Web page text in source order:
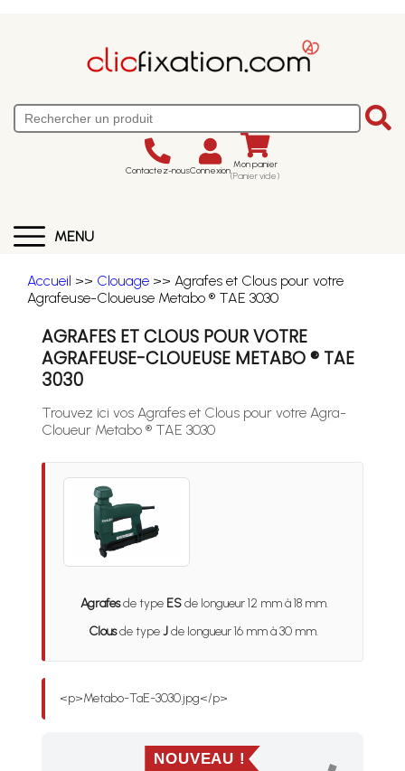
Contactez-nousConnexion Mon panier
(Panier vide)
MENU
Accueil >> Clouage >> Agrafes et Clous pour votre
Agrafeuse-Cloueuse Metabo ® TAE 3030
AGRAFES ET CLOUS POUR VOTRE
AGRAFEUSE-CLOUEUSE METABO ® TAE
3030
Trouvez ici vos Agrafes et Clous pour votre Agra-
Cloueur Metabo ® TAE 3030
Agrafesde type ESde longueur 12 mm à 18 mm.
Clousde typeJde longueur 16 mm à 30 mm.
<p>Metabo-TaE-3030.jpg</p>
NOUVEAU !